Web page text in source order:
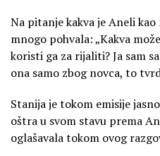
Na pitanje kakva je Aneli
mnogo pohvala: „Kakva
koristi ga za rijaliti? Ja sam
ona samo zbog novca, to
Stanija je tokom emisije
oštra u svom stavu prema
oglašavala tokom ovog